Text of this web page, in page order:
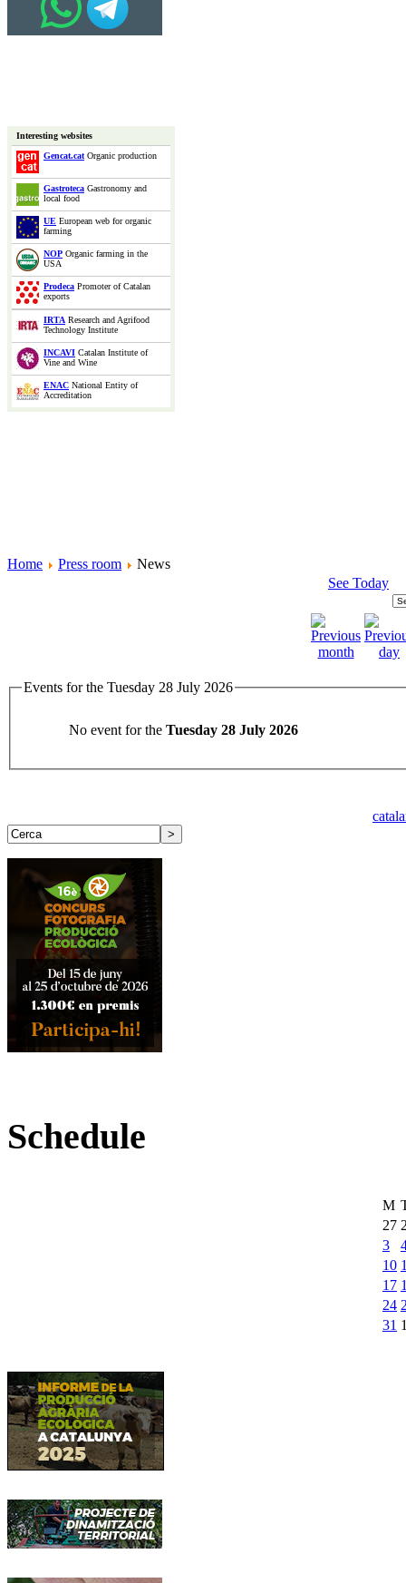
Interesting websites
Gencat.catOrganic production
Gastroteca Gastronomy and
local food
UE European web for organic
farming
NOP Organic farming in the
USA
Prodeca Promoter of Catalan
exports
IRTA Research and Agrifood
Technology Institute
INCAVI Catalan Institute of
Vine and Wine
ENAC National Entity of
Accreditation
Home Press room
News
See Today
Events for the Tuesday 28 July 2026
No event for the Tuesday 28 July 2026
Schedule
M
27
3
10
17
24
31